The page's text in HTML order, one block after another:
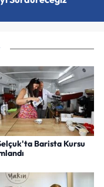
Barista Kursu